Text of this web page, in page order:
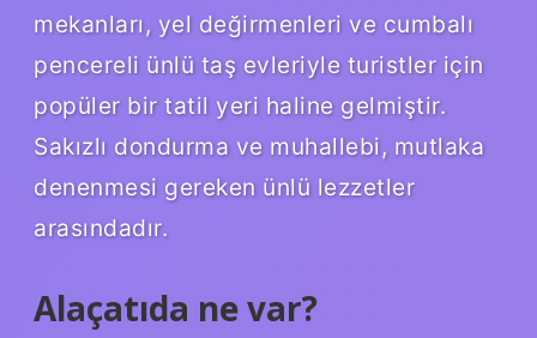
mekanları, yel değirmenleri ve cumbalı
pencereli ünlü taş evleriyle turistler için
popüler bir tatil yeri haline gelmiştir.
Sakızlı dondurma ve muhallebi, mutlaka
denenmesi gereken ünlü lezzetler
arasındadır.
Alaçatıda ne var?